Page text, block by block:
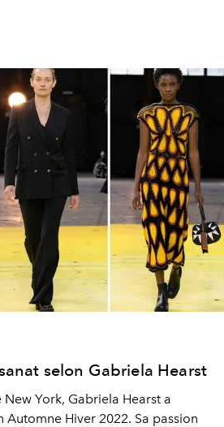
selon Gabriela Hearst
York, Gabriela Hearst a
Automne Hiver 2022. Sa passion